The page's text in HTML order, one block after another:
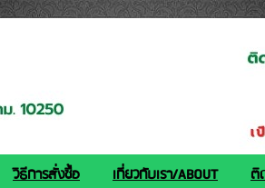
วิธีการสั่งซื้อ เกี่ยวกับเรา/ABOUT ติ